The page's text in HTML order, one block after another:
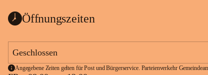
Öffnungszeiten
Geschlossen
Angegebene Zeiten gelten für Post und Bürgerservice. Parteienverkehr